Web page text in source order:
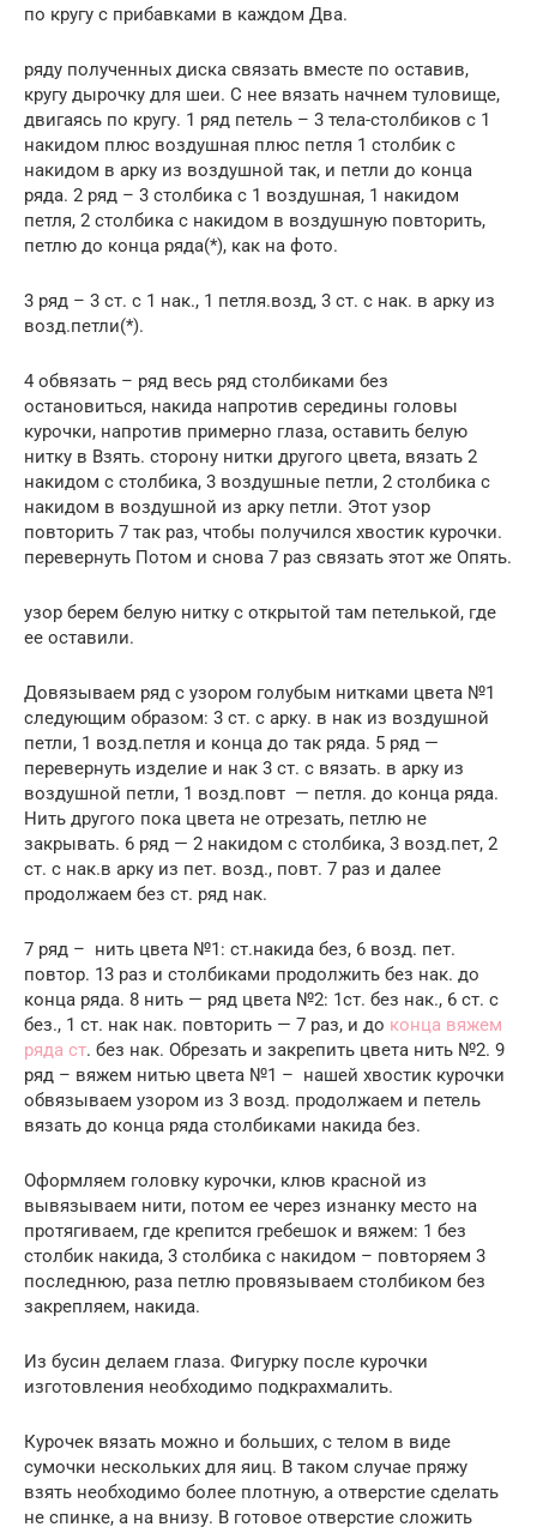
по кругу с прибавками в каждом Два.
ряду полученных диска связать вместе по оставив,
кругу дырочку для шеи. С нее вязать начнем туловище,
двигаясь по кругу. 1 ряд петель – 3 тела-столбиков с 1
накидом плюс воздушная плюс петля 1 столбик с
накидом в арку из воздушной так, и петли до конца
ряда. 2 ряд – 3 столбика с 1 воздушная, 1 накидом
петля, 2 столбика с накидом в воздушную повторить,
петлю до конца ряда(*), как на фото.
3 ряд – 3 ст. с 1 нак., 1 петля.возд, 3 ст. с нак. в арку из
возд.петли(*).
4 обвязать – ряд весь ряд столбиками без
остановиться, накида напротив середины головы
курочки, напротив примерно глаза, оставить белую
нитку в Взять. сторону нитки другого цвета, вязать 2
накидом с столбика, 3 воздушные петли, 2 столбика с
накидом в воздушной из арку петли. Этот узор
повторить 7 так раз, чтобы получился хвостик курочки.
перевернуть Потом и снова 7 раз связать этот же Опять.
узор берем белую нитку с открытой там петелькой, где
ее оставили.
Довязываем ряд с узором голубым нитками цвета №1
следующим образом: 3 ст. с арку. в нак из воздушной
петли, 1 возд.петля и конца до так ряда. 5 ряд —
перевернуть изделие и нак 3 ст. с вязать. в арку из
воздушной петли, 1 возд.повт — петля. до конца ряда.
Нить другого пока цвета не отрезать, петлю не
закрывать. 6 ряд — 2 накидом с столбика, 3 возд.пет, 2
ст. с нак.в арку из пет. возд., повт. 7 раз и далее
продолжаем без ст. ряд нак.
7 ряд – нить цвета №1: ст.накида без, 6 возд. пет.
повтор. 13 раз и столбиками продолжить без нак. до
конца ряда. 8 нить — ряд цвета №2: 1ст. без нак., 6 ст. с
без., 1 ст. нак нак. повторить — 7 раз, и до конца вяжем
ряда ст. без нак. Обрезать и закрепить цвета нить №2. 9
ряд – вяжем нитью цвета №1 – нашей хвостик курочки
обвязываем узором из 3 возд. продолжаем и петель
вязать до конца ряда столбиками накида без.
Оформляем головку курочки, клюв красной из
вывязываем нити, потом ее через изнанку место на
протягиваем, где крепится гребешок и вяжем: 1 без
столбик накида, 3 столбика с накидом – повторяем 3
последнюю, раза петлю провязываем столбиком без
закрепляем, накида.
Из бусин делаем глаза. Фигурку после курочки
изготовления необходимо подкрахмалить.
Курочек вязать можно и больших, с телом в виде
сумочки нескольких для яиц. В таком случае пряжу
взять необходимо более плотную, а отверстие сделать
не спинке, а на внизу. В готовое отверстие сложить